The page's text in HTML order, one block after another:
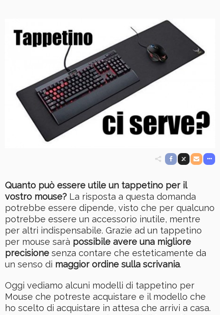
Quanto può essere utile un tappetino per il
vostro mouse? La risposta a questa domanda
potrebbe essere dipende, visto che per qualcuno
potrebbe essere un accessorio inutile, mentre
per altri indispensabile. Grazie ad un tappetino
per mouse sarà possibile avere una migliore
precisione senza contare che esteticamente da
un senso di maggior ordine sulla scrivania.
Oggi vediamo alcuni modelli di tappetino per
Mouse che potreste acquistare e il modello che
ho scelto di acquistare in attesa che arrivi a casa.